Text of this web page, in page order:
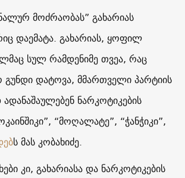
მოძრაობას” გახარიას
დაემატა. გახარიას, ყოფილ
სულ რამდენიმე თვეა, რაც
დატოვა, მმართველი პარტიის
ნარკოტიკების
“მოღალატე”, “ჭანჭიკი”,
ს მას კობახიძე.
კი, გახარიასა და ნარკოტიკების